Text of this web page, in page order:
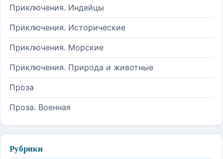
Приключения. Индейцы
Приключения. Исторические
Приключения. Морские
Приключения. Природа и животные
Проза
Проза. Военная
Рубрики